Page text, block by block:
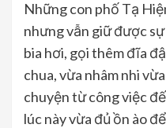
Những con phố Tạ
nhưng vẫn giữ được
bia hơi, gọi thêm đĩa
chua, vừa nhâm nhi
chuyện từ công việc
lúc này vừa đủ ồn ào